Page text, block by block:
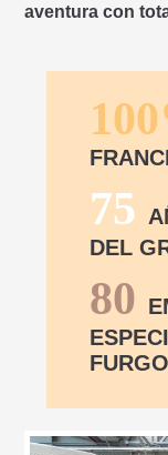
aventura con
75
DEL
80